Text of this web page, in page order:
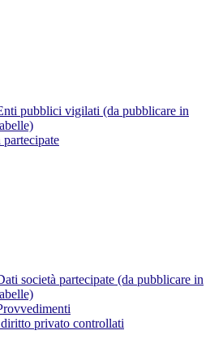
pubblici vigilati (da pubblicare in
partecipate
società partecipate (da pubblicare in
privato controllati